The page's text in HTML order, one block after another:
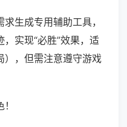
生成专用辅助工具，
实现“必胜”效果，适
），但需注意遵守游戏